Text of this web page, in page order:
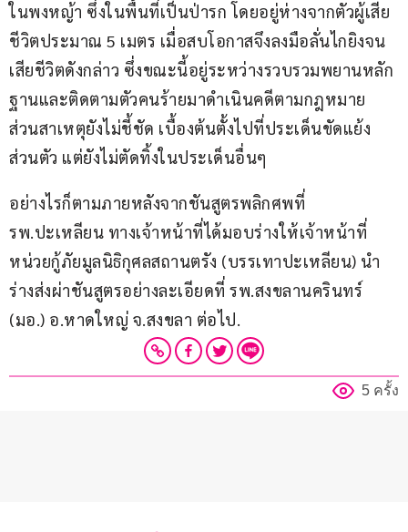
ในพงหญ้า ซึ่งในพื้นที่เป็นป่ารก โดยอยู่ห่างจากตัวผู้เสีย
ชีวิตประมาณ 5 เมตร เมื่อสบโอกาสจึงลงมือลั่นไกยิงจน
เสียชีวิตดังกล่าว ซึ่งขณะนี้อยู่ระหว่างรวบรวมพยานหลัก
ฐานและติดตามตัวคนร้ายมาดำเนินคดีตามกฎหมาย
ส่วนสาเหตุยังไม่ชี้ชัด เบื้องต้นตั้งไปที่ประเด็นขัดแย้ง
ส่วนตัว แต่ยังไม่ตัดทิ้งในประเด็นอื่นๆ
อย่างไรก็ตามภายหลังจากชันสูตรพลิกศพที่
รพ.ปะเหลียน ทางเจ้าหน้าที่ได้มอบร่างให้เจ้าหน้าที่
หน่วยกู้ภัยมูลนิธิกุศลสถานตรัง (บรรเทาปะเหลียน) นำ
ร่างส่งผ่าชันสูตรอย่างละเอียดที่ รพ.สงขลานครินทร์
(มอ.) อ.หาดใหญ่ จ.สงขลา ต่อไป.
5 ครั้ง